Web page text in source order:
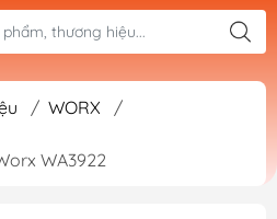
/ WORX
/
WA3922